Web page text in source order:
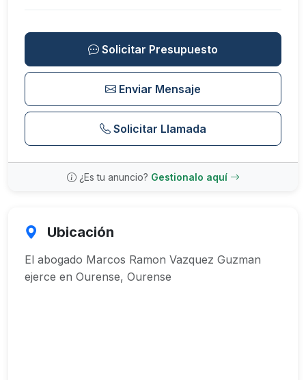
Solicitar Presupuesto
Enviar Mensaje
Solicitar Llamada
¿Es tu anuncio? Gestionalo aquí
Ubicación
El abogado Marcos Ramon Vazquez Guzman
ejerce en Ourense, Ourense